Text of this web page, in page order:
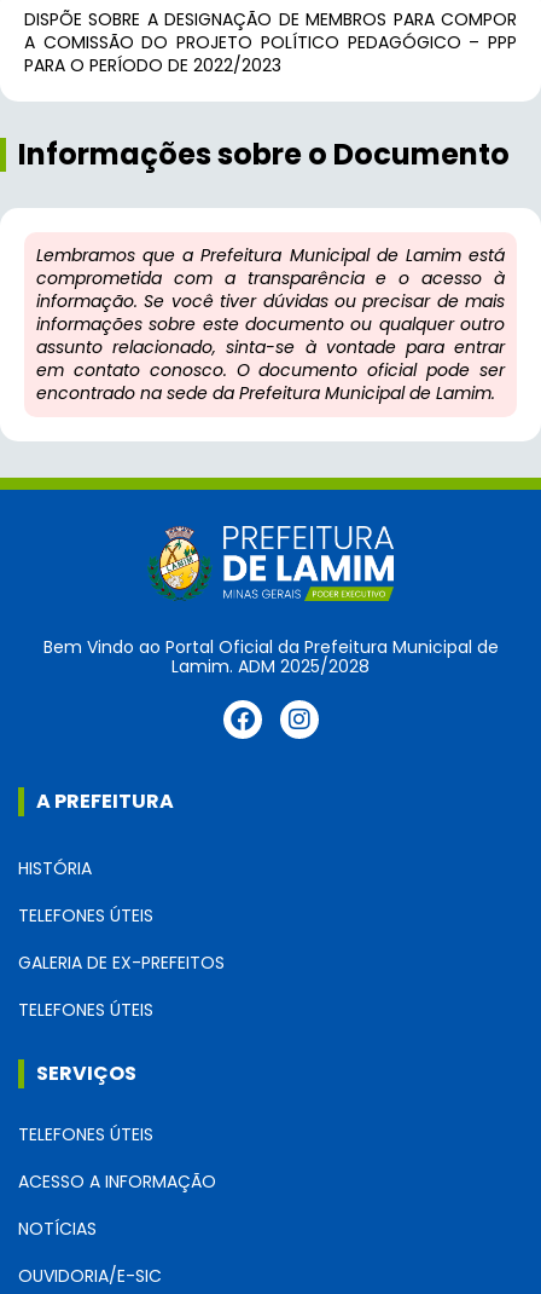
DISPÕE SOBRE A DESIGNAÇÃO DE MEMBROS PARA COMPOR
A COMISSÃO DO PROJETO POLÍTICO PEDAGÓGICO – PPP
PARA O PERÍODO DE 2022/2023
Informações sobre o Documento
Lembramos que a Prefeitura Municipal de Lamim está
comprometida com a transparência e o acesso à
informação. Se você tiver dúvidas ou precisar de mais
informações sobre este documento ou qualquer outro
assunto relacionado, sinta-se à vontade para entrar
em contato conosco. O documento oficial pode ser
encontrado na sede da Prefeitura Municipal de Lamim.
Bem Vindo ao Portal Oficial da Prefeitura Municipal de
Lamim. ADM 2025/2028
A PREFEITURA
HISTÓRIA
TELEFONES ÚTEIS
GALERIA DE EX-PREFEITOS
TELEFONES ÚTEIS
SERVIÇOS
TELEFONES ÚTEIS
ACESSO A INFORMAÇÃO
NOTÍCIAS
OUVIDORIA/E-SIC